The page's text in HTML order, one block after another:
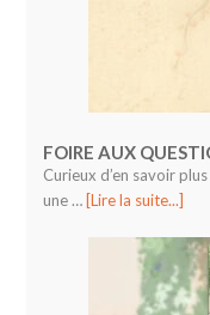
FOIRE AUX
Curieux d’en savoir
une … [Lire la suite...]